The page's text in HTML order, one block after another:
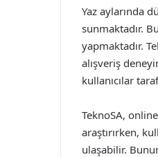
Yaz aylarında
sunmaktadır.
yapmaktadır.
alışveriş
kullanıcılar
TeknoSA,
araştırırken,
ulaşabilir.